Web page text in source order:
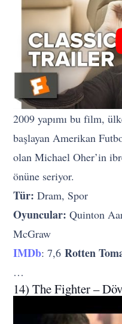
2009 yapımı bu film,
başlayan Amerikan
olan Michael Oher’in
önüne seriyor.
Tür: Dram, Spor
Oyuncular: Quinton
McGraw
IMDb: 7,6Rotten
…
14) The Fighter –